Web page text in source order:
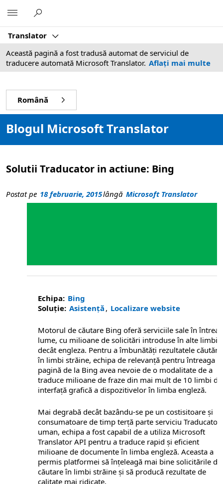
Translator
Această pagină a fost tradusă automat de serviciul de
traducere automată Microsoft Translator. Aflați mai multe
Română
Blogul Microsoft Translator
Solutii Traducator in actiune: Bing
Postat pe 18 februarie, 2015lângă Microsoft Translator
Echipa: Bing
Soluţie: Asistenţă , Localizare website
Motorul de căutare Bing oferă serviciile sale în
lume, cu milioane de solicitări introduse în alte limbi
decât engleza. Pentru a îmbunătăți rezultatele căutării
în limbi străine, echipa de relevanță pentru întreaga
pagină de la Bing avea nevoie de o modalitate de a
traduce milioane de fraze din mai mult de 10 limbi de
interfață grafică a dispozitivelor în limba engleză.
Mai degrabă decât bazându-se pe un costisitoare și
consumatoare de timp terță parte serviciu Traducator
uman, echipa a fost capabil de a utiliza Microsoft
Translator API pentru a traduce rapid și eficient
milioane de documente în limba engleză. Aceasta a
permis platformei să înțeleagă mai bine solicitările de
căutare în limbi străine și să producă rezultate de
calitate mai ridicate.